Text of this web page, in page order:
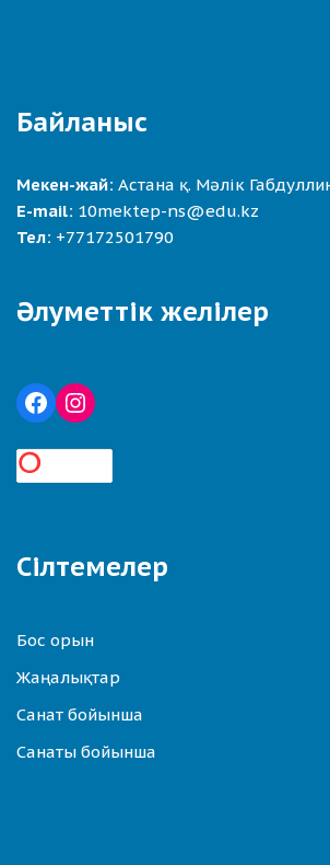
Байланыс
Мекен-жай: Астана қ. Мәлік
E-mail: 10mektep-ns@edu.kz
Тел: +77172501790
Әлуметтік желілер
Сілтемелер
Бос орын
Жаңалықтар
Санат бойынша
Санаты бойынша